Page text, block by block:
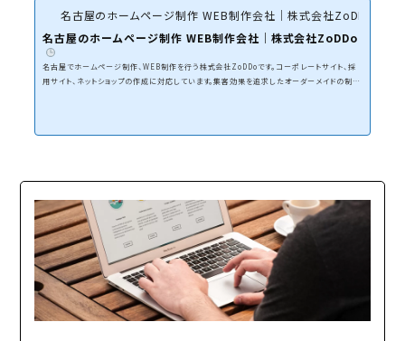
名古屋のホームページ制作 WEB制作会社｜株式会社ZoDDo
名古屋のホームページ制作 WEB制作会社｜株式会社ZoDDo
名古屋でホームページ制作、WEB制作を行う株式会社ZoDDoです。コーポレートサイト、採
用サイト、ネットショップの作成に対応しています。集客効果を追求したオーダーメイドの制作